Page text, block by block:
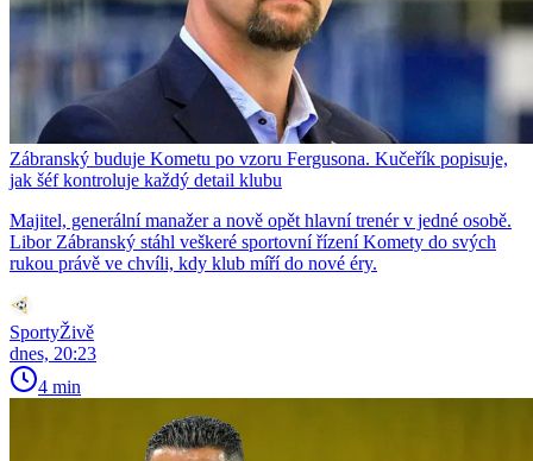
Zábranský buduje Kometu po vzoru Fergusona. Kučeřík popisuje,
jak šéf kontroluje každý detail klubu
Majitel, generální manažer a nově opět hlavní trenér v jedné osobě.
Libor Zábranský stáhl veškeré sportovní řízení Komety do svých
rukou právě ve chvíli, kdy klub míří do nové éry.
SportyŽivě
dnes, 20:23
4 min